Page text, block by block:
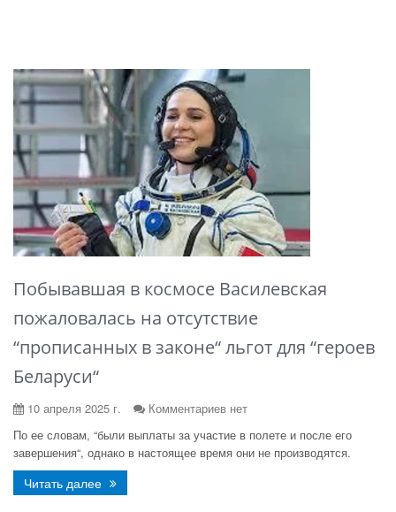
Побывавшая в космосе Василевская
пожаловалась на отсутствие
“прописанных в законе“ льгот для “героев
Беларуси“
10 апреля 2025 г.
Комментариев нет
По ее словам, “были выплаты за участие в полете и после его
завершения“, однако в настоящее время они не производятся.
Читать далее